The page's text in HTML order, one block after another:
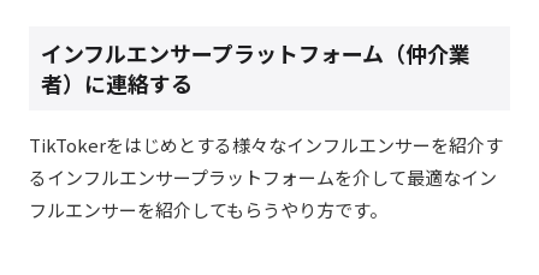
インフルエンサープラットフォーム（仲介業
者）に連絡する
TikTokerをはじめとする様々なインフルエンサーを紹介す
るインフルエンサープラットフォームを介して最適なイン
フルエンサーを紹介してもらうやり方です。